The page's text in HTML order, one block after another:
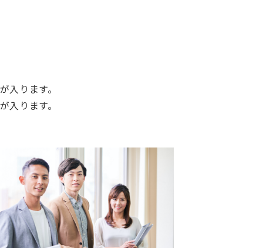
入ります。
入ります。